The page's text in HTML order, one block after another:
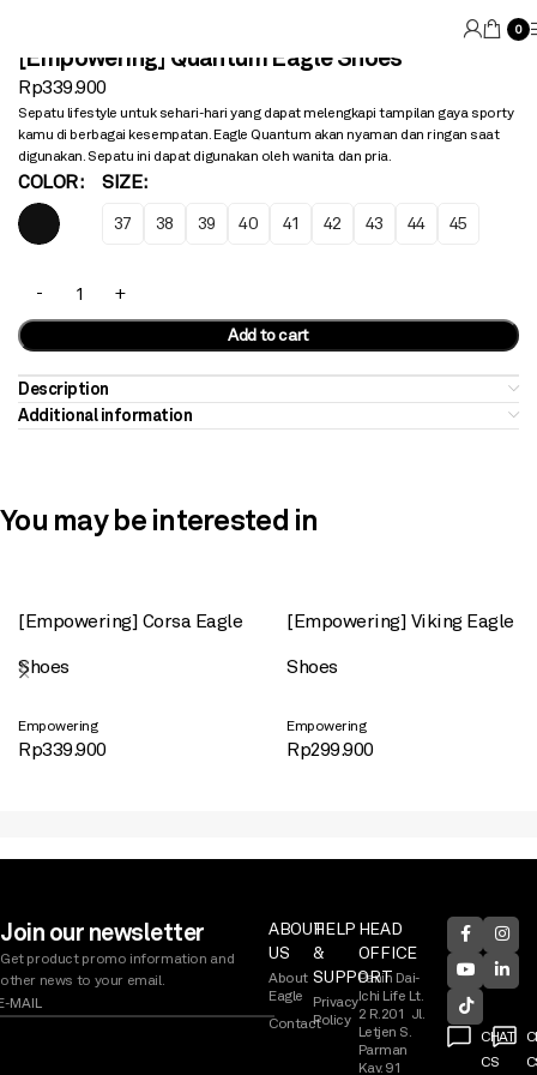
0
[Empowering] Quantum Eagle Shoes
Rp339.900
Sepatu lifestyle untuk sehari-hari yang dapat melengkapi tampilan gaya sporty
kamu di berbagai kesempatan. Eagle Quantum akan nyaman dan ringan saat
digunakan. Sepatu ini dapat digunakan oleh wanita dan pria.
COLOR SIZE
37 38 39 40 41 42 43 44 45
Add to cart
Description
Additional information
You may be interested in
[Empowering] Corsa Eagle
Shoes
Empowering
Rp339.900
[Empowering] Viking Eagle
Shoes
Empowering
Rp299.900
Join our newsletter
Get product promo information and
other news to your email.
ABOUT
US
About
Eagle
Contact
HELP
&
SUPPORT
Privacy
Policy
HEAD
OFFICE
Panin Dai-
Ichi Life Lt.
2 R.201 Jl.
Letjen S.
Parman
Kav. 91
CHAT
CS